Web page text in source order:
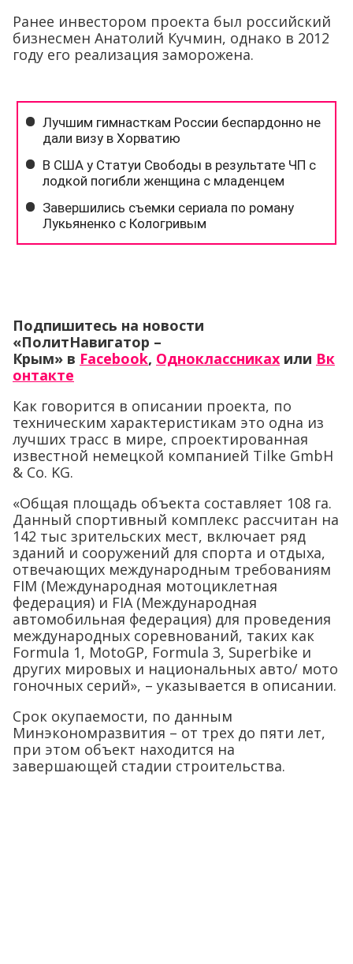
Ранее инвестором проекта был российский
бизнесмен Анатолий Кучмин, однако в 2012
году его реализация заморожена.
Подпишитесь на новости
«ПолитНавигатор –
Крым» в Facebook, Одноклассниках или Вк
онтакте
Как говорится в описании проекта, по
техническим характеристикам это одна из
лучших трасс в мире, спроектированная
известной немецкой компанией Tilke GmbH
& Co. KG.
«Общая площадь объекта составляет 108 га.
Данный спортивный комплекс рассчитан на
142 тыс зрительских мест, включает ряд
зданий и сооружений для спорта и отдыха,
отвечающих международным требованиям
FIM (Международная мотоциклетная
федерация) и FIA (Международная
автомобильная федерация) для проведения
международных соревнований, таких как
Formula 1, MotoGP, Formula 3, Superbike и
других мировых и национальных авто/ мото
гоночных серий», – указывается в описании.
Срок окупаемости, по данным
Минэкономразвития – от трех до пяти лет,
при этом объект находится на
завершающей стадии строительства.